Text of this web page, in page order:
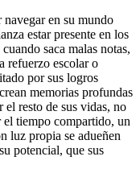
en su mundo
estar presente en los
saca malas notas,
refuerzo escolar o
por sus logros
memorias profundas
el resto de sus vidas, no
el tiempo compartido, un
luz propia se adueñen
potencial, que sus